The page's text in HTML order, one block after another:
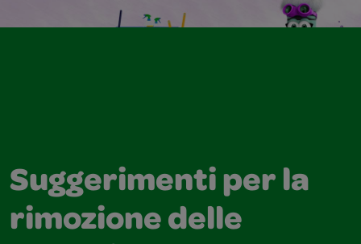
Suggerimenti per la
rimozione delle